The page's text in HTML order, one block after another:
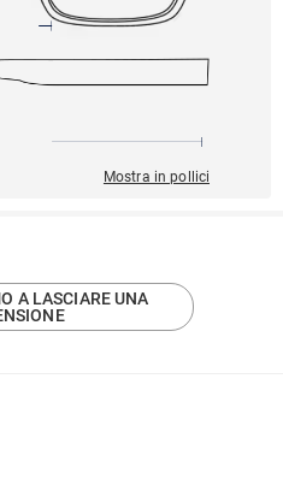
Mostra in pollici
A LASCIARE UNA